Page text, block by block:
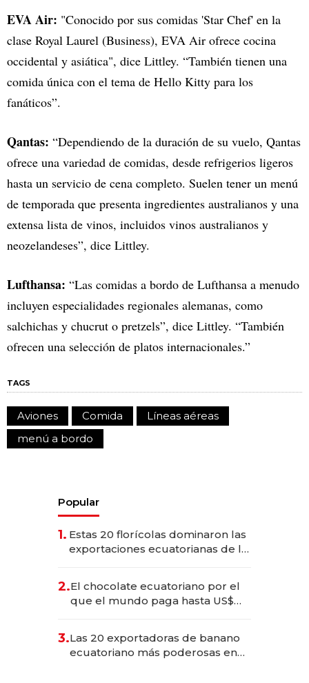
EVA Air: "Conocido por sus comidas 'Star Chef' en la
clase Royal Laurel (Business), EVA Air ofrece cocina
occidental y asiática", dice Littley. “También tienen una
comida única con el tema de Hello Kitty para los
fanáticos”.
Qantas: “Dependiendo de la duración de su vuelo, Qantas
ofrece una variedad de comidas, desde refrigerios ligeros
hasta un servicio de cena completo. Suelen tener un menú
de temporada que presenta ingredientes australianos y una
extensa lista de vinos, incluidos vinos australianos y
neozelandeses”, dice Littley.
Lufthansa: “Las comidas a bordo de Lufthansa a menudo
incluyen especialidades regionales alemanas, como
salchichas y chucrut o pretzels”, dice Littley. “También
ofrecen una selección de platos internacionales.”
TAGS
Aviones Comida
Líneas aéreas
menú a bordo
Popular
1. Estas 20 florícolas dominaron las
exportaciones ecuatorianas de la
2.El chocolate ecuatoriano por el
que el mundo paga hasta US$
3.Las 20 exportadoras de banano
ecuatoriano más poderosas en